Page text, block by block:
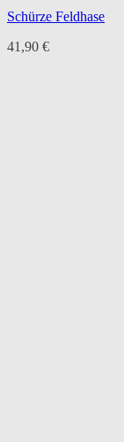
Schürze Feldhase
41,90 €